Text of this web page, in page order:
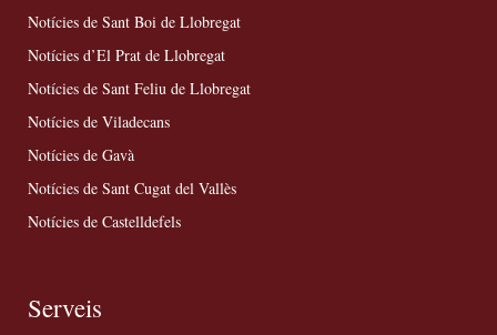
Notícies de Sant Boi de Llobregat
Notícies d’El Prat de Llobregat
Notícies de Sant Feliu de Llobregat
Notícies de Viladecans
Notícies de Gavà
Notícies de Sant Cugat del Vallès
Notícies de Castelldefels
Serveis